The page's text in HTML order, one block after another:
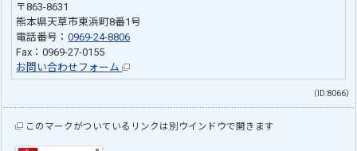
〒863-8631
熊本県天草市東浜町8番1号
電話番号：0969-24-8806
Fax：0969-27-0155
お問い合わせフォーム
（ID:8066）
このマークがついているリンクは別ウインドウで開きます